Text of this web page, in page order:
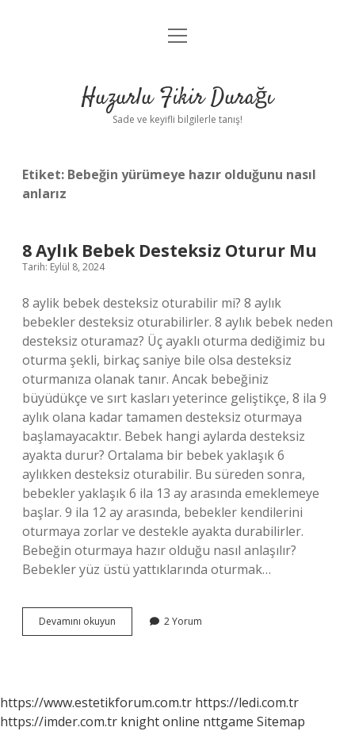
Anasayfa
Yasal Uyarı
menüyü
Huzurlu Fikir Durağı
Sade ve keyifli bilgilerle tanış!
Etiket: Bebeğin yürümeye hazır olduğunu nasıl
anlarız
8 Aylık Bebek Desteksiz Oturur Mu
Tarih: Eylül 8, 2024
8 aylik bebek desteksiz oturabilir mi? 8 aylık
bebekler desteksiz oturabilirler. 8 aylık bebek neden
desteksiz oturamaz? Üç ayaklı oturma dediğimiz bu
oturma şekli, birkaç saniye bile olsa desteksiz
oturmanıza olanak tanır. Ancak bebeğiniz
büyüdükçe ve sırt kasları yeterince geliştikçe, 8 ila 9
aylık olana kadar tamamen desteksiz oturmaya
başlamayacaktır. Bebek hangi aylarda desteksiz
ayakta durur? Ortalama bir bebek yaklaşık 6
aylıkken desteksiz oturabilir. Bu süreden sonra,
bebekler yaklaşık 6 ila 13 ay arasında emeklemeye
başlar. 9 ila 12 ay arasında, bebekler kendilerini
oturmaya zorlar ve destekle ayakta durabilirler.
Bebeğin oturmaya hazır olduğu nasıl anlaşılır?
Bebekler yüz üstü yattıklarında oturmak…
Devamını okuyun
Aylık
2 Yorum
https://www.estetikforum.com.tr https://ledi.com.tr
https://imder.com.tr knight online nttgame Sitemap